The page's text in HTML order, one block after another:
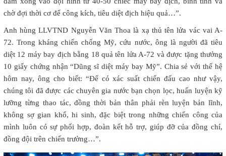
chờ đợi thời cơ để công kích, tiêu diệt địch hiệu quả…”.
Anh hùng LLVTND Nguyễn Văn Thoa là xạ thủ tên lửa vác vai A-
72. Trong kháng chiến chống Mỹ, cứu nước, ông là người đã tiêu
diệt 12 máy bay địch bằng 18 quả tên lửa A-72 và được tặng thưởng
10 giấy chứng nhận “Dũng sĩ diệt máy bay Mỹ”. Chia sẻ với thế hệ
hôm nay, ông cho biết: “Để có xác suất chiến đấu cao như vậy,
chúng tôi đã được các chuyên gia nước bạn chọn lọc, huấn luyện kỹ
lưỡng từng thao tác, đồng thời bản thân phải rèn luyện bản lĩnh,
không sợ gian khổ, hi sinh, đặc biệt trong những chiến công của
mình luôn có sự phối hợp, đoàn kết hỗ trợ, giúp đỡ của đồng chí,
đồng đội trên chiến trường…”.